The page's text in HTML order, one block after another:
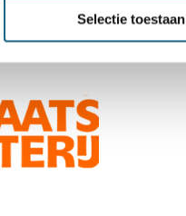
Selectie toestaan